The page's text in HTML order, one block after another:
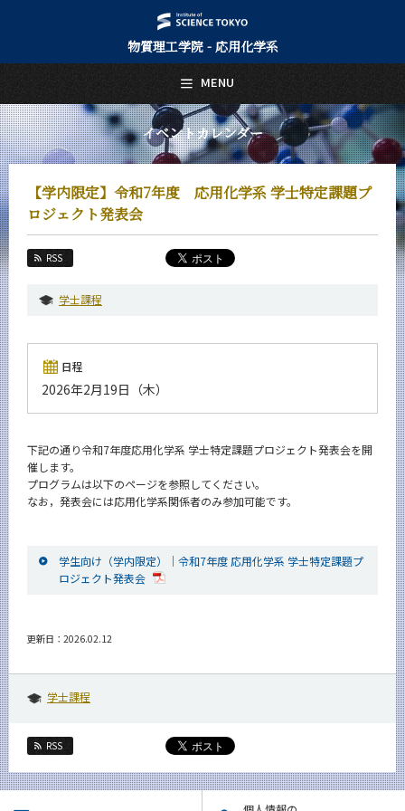
物質理工学院 - 応用化学系
イベントカレンダー
【学内限定】令和7年度 応用化学系 学士特定課題プ
ロジェクト発表会
RSS
学士課程
日程
2026年2月19日（木）
下記の通り令和7年度応用化学系 学士特定課題プロジェクト発表会を開
催します。
プログラムは以下のページを参照してください。
なお，発表会には応用化学系関係者のみ参加可能です。
学生向け（学内限定）｜令和7年度 応用化学系 学士特定課題プ
ロジェクト発表会
更新日：2026.02.12
学士課程
RSS
MENU
日本語 English
トップページ
Top Page
応用化学系について
About Us
教育
Education
教員・研究室
Faculty and Laboratories
未来
Admissions
News
イベントカレンダー
Event Calendar
今後のイベント
年別アーカイブ
系詳細情報
CLOSE